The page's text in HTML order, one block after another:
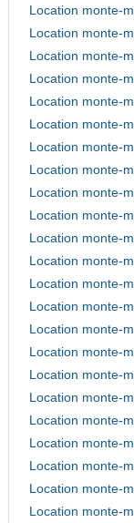
Location monte-
Location monte-
Location monte-
Location monte-
Location monte-
Location monte-
Location monte-
Location monte-
Location monte-
Location monte-
Location monte-
Location monte-
Location monte-
Location monte-
Location monte-
Location monte-
Location monte-
Location monte-
Location monte-
Location monte-
Location monte-
Location monte-
Location monte-